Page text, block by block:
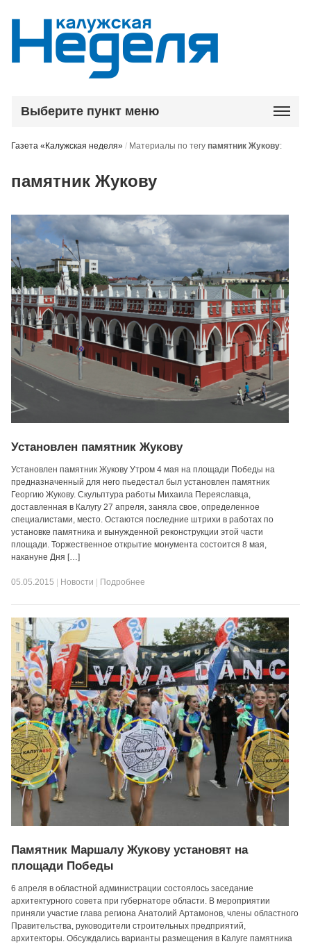
Выберите пункт меню
Газета «Калужская неделя» / Материалы по тегупамятник Жукову:
памятник Жукову
Установлен памятник Жукову
Установлен памятник Жукову Утром 4 мая на площади Победы на
предназначенный для него пьедестал был установлен памятник
Георгию Жукову. Скульптура работы Михаила Переяславца,
доставленная в Калугу 27 апреля, заняла свое, определенное
специалистами, место. Остаются последние штрихи в работах по
установке памятника и вынужденной реконструкции этой части
площади. Торжественное открытие монумента состоится 8 мая,
накануне Дня […]
05.05.2015 Новости Подробнее
Памятник Маршалу Жукову установят на
площади Победы
6 апреля в областной администрации состоялось заседание
архитектурного совета при губернаторе области. В мероприятии
приняли участие глава региона Анатолий Артамонов, члены областного
Правительства, руководители строительных предприятий,
архитекторы. Обсуждались варианты размещения в Калуге памятника